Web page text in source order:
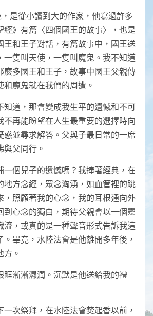
是從小讀到大的作家，他寫過許多
經》有篇〈四個國王的故事〉，也是
王和王子對話，有篇故事中，國王送
一隻叫天使，一隻叫魔鬼。我不知道
麼多國王和王子，故事中國王父親傳
和魔鬼就在我們的周遭。
知道，那會變成我生平的遺憾和不可
不再能盼望在人生最重要的選擇時向
惑並尋求解答。父與子最日常的一席
與父同行。
一個兒子的遺憾嗎？我捧著經典，在
地方念經，眾念洶湧，如血管裡的跳
，照顧著我的心念，我的耳根通向外
到心念的獨白，期待父親會以一個靈
流，或真的是一種聲音形式告訴我這
。畢竟，水陸法會是他離開多年後，
方。
眶漸漸濕潤。沉默是他送給我的禮
一次祭拜，在水陸法會焚起香以前，